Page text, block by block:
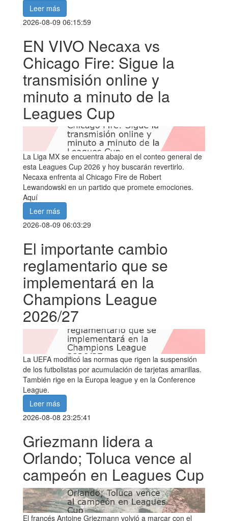
Leer más
2026-08-09 06:15:59
EN VIVO Necaxa vs
Chicago Fire: Sigue la
transmisión online y
minuto a minuto de la
Leagues Cup
La Liga MX se encuentra abajo en el conteo general de
esta Leagues Cup 2026 y hoy buscarán revertirlo.
Necaxa enfrenta al Chicago Fire de Robert
Lewandowski en un partido que promete emociones.
Aquí
Leer más
2026-08-09 06:03:29
El importante cambio
reglamentario que se
implementará en la
Champions League
2026/27
La UEFA modificó las normas que rigen la suspensión
de los futbolistas por acumulación de tarjetas amarillas.
También rige en la Europa league y en la Conference
League.
Leer más
2026-08-08 23:25:41
Griezmann lidera a
Orlando; Toluca vence al
campeón en Leagues Cup
El francés Antoine Griezmann volvió a marcar con el